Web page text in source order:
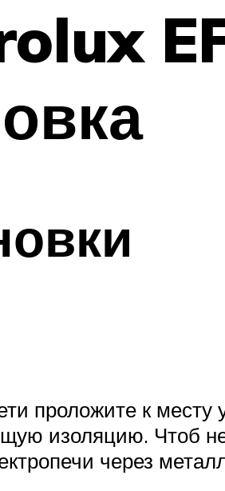
проложите к месту
изоляцию. Чтоб
через